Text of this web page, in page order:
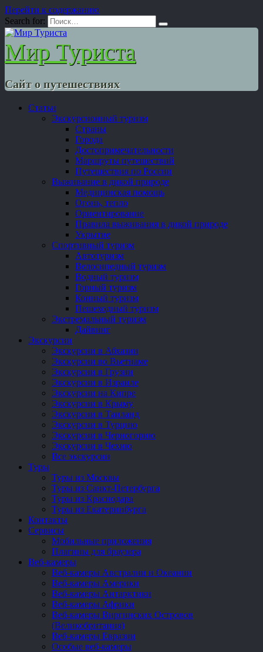
Перейти к содержанию
Search for:
Мир Туриста
Сайт о путешествиях
Статьи
Экскурсионный туризм
Страны
Города
Достопримечательности
Маршруты путешествий
Путешествия по России
Выживание в дикой природе
Медицинская помощь
Огонь, тепло
Ориентирование
Правила выживания в дикой природе
Укрытие
Спортивный туризм
Автотуризм
Велосипедный туризм
Водный туризм
Горный туризм
Конный туризм
Пешеходный туризм
Экстремальный туризм
Дайвинг
Экскурсии
Экскурсии в Абхазии
Экскурсии во Вьетнаме
Экскурсии в Грузии
Экскурсии в Израиле
Экскурсии на Кипре
Экскурсии в Крыму
Экскурсии в Таиланд
Экскурсии в Турцию
Экскурсии в Черногорию
Экскурсии в Чехию
Все экскурсии
Туры
Туры из Москвы
Туры из Санкт-Петербурга
Туры из Краснодара
Туры из Екатеринбурга
Контакты
Сервисы
Мобильные приложения
Плагины для браузера
Веб-камеры
Веб-камеры Австралии и Океании
Веб-камеры Америки
Веб-камеры Антарктики
Веб-камеры Африки
Веб-камеры Виргинских Островов
(Великобритания)
Веб-камеры Евразии
Особые веб-камеры